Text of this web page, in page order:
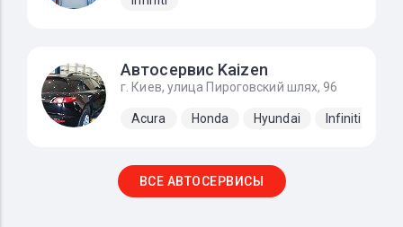
Автосервис Kaizen
г. Киев, улица Пироговский шлях, 96
Acura Honda Hyundai Infiniti
ВСЕ АВТОСЕРВИСЫ